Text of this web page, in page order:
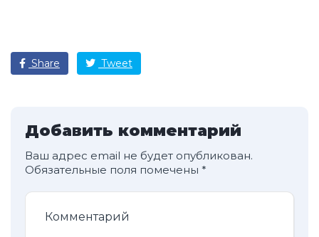
Share Tweet
Добавить комментарий
Ваш адрес email не будет опубликован.
Обязательные поля помечены *